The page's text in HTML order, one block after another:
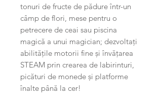
tonuri de fructe de pădure într-un
câmp de flori, mese pentru o
petrecere de ceai sau piscina
magică a unui magician; dezvoltați
abilitățile motorii fine și învățarea
STEAM prin crearea de labirinturi,
picături de monede și platforme
înalte până la cer!